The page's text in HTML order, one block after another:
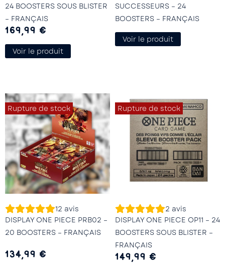
24 BOOSTERS SOUS BLISTER
– FRANÇAIS
169,99 €
Voir le produit
SUCCESSEURS – 24
BOOSTERS – FRANÇAIS
Voir le produit
Rupture de stock
12 avis
DISPLAY ONE PIECE PRB02 –
20 BOOSTERS – FRANÇAIS
134,99 €
Rupture de stock
2 avis
DISPLAY ONE PIECE OP11 – 24
BOOSTERS SOUS BLISTER –
FRANÇAIS
149,99 €